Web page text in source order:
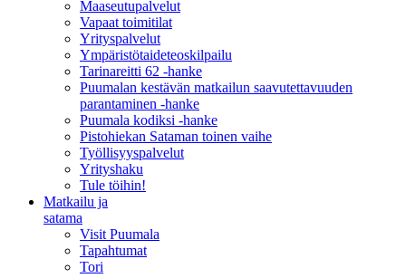
Maaseutupalvelut
Vapaat toimitilat
Yrityspalvelut
Ympäristötaideteoskilpailu
Tarinareitti 62 -hanke
Puumalan kestävän matkailun saavutettavuuden
parantaminen -hanke
Puumala kodiksi -hanke
Pistohiekan Sataman toinen vaihe
Työllisyyspalvelut
Yrityshaku
Tule töihin!
Matkailu ja
satama
Visit Puumala
Tapahtumat
Tori